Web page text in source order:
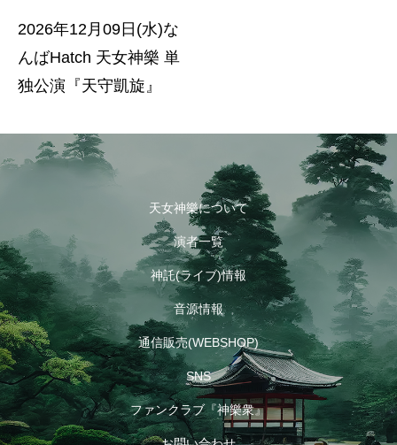
2026年12月09日(水)な
んばHatch 天女神樂 単
独公演『天守凱旋』
天女神樂について
演者一覧
神託(ライブ)情報
音源情報
通信販売(WEBSHOP)
SNS
ファンクラブ『神樂衆』